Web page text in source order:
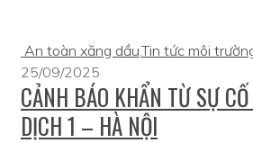
An toàn xăng dầu,Tin tức môi
25/09/2025
CẢNH BÁO KHẨN TỪ SỰ
DỊCH 1 – HÀ NỘI